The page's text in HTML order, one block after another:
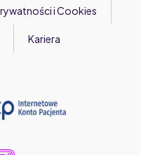
i Cookies
Kariera